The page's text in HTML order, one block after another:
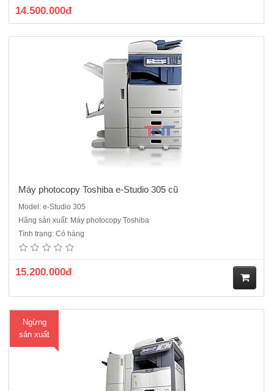
14.500.000đ
Máy photocopy Toshiba e-Studio 305 cũ
Model: e-Studio 305
Hãng sản xuất: Máy photocopy Toshiba
Tình trạng: Có hàng
15.200.000đ
Ngừng
sản xuất
mạng – Scan màuKhổ sao chụp từ A5 – A3Thời gian khởi động máy là
20 giâyTốc độ sao chụp 35 copy / 1 phútĐộ phóng to thu nhỏ từ 25% -